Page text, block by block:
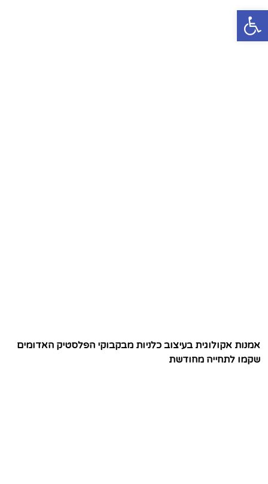
אמנות אקולוגית בעיצוב כלניות מבקבוקי הפלסטיק האדומים
שקמו לתחייה מחודשת
פתח סרגל נגישות